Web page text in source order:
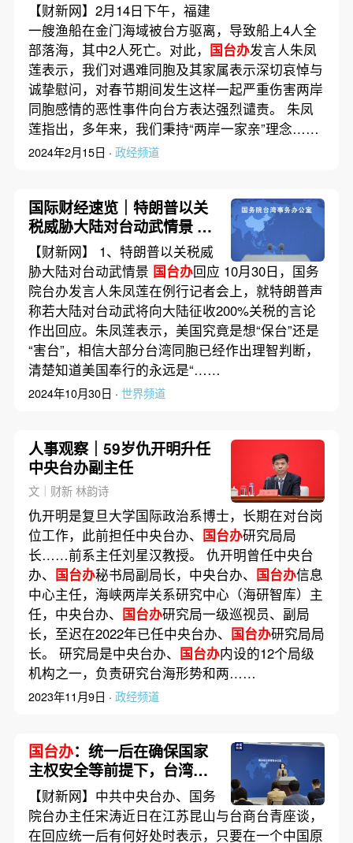
【财新网】2月14日下午，福建
一艘渔船在金门海域被台方驱离，导致船上4人全
部落海，其中2人死亡。对此， 国台办发言人朱凤
莲表示，我们对遇难同胞及其家属表示深切哀悼与
诚挚慰问，对春节期间发生这样一起严重伤害两岸
同胞感情的恶性事件向台方表达强烈谴责。 朱凤
莲指出，多年来，我们秉持“两岸一家亲”理念……
2024年2月15日 · 政经频道
国际财经速览｜特朗普以关
税威胁大陆对台动武情景 国
台办回应
【财新网】 1、特朗普以关税威
胁大陆对台动武情景 国台办回应 10月30日，国务
院台办发言人朱凤莲在例行记者会上，就特朗普声
称若大陆对台动武将向大陆征收200%关税的言论
作出回应。朱凤莲表示，美国究竟是想“保台”还是
“害台”，相信大部分台湾同胞已经作出理智判断，
清楚知道美国奉行的永远是“……
2024年10月30日 · 世界频道
人事观察｜59岁仇开明升任
中央台办副主任
文｜财新 林韵诗
仇开明是复旦大学国际政治系博士，长期在对台岗
位工作，此前担任中央台办、 国台办研究局局
长……前系主任刘星汉教授。 仇开明曾任中央台
办、 国台办秘书局副局长，中央台办、 国台办信息
中心主任，海峡两岸关系研究中心（海研智库）主
任，中央台办、 国台办研究局一级巡视员、副局
长，至迟在2022年已任中央台办、 国台办研究局局
长。 研究局是中央台办、 国台办内设的12个局级
机构之一，负责研究台海形势和两……
2023年11月9日 · 政经频道
国台办：统一后在确保国家
主权安全等前提下，台湾同
胞的社会制度将获充分尊重
【财新网】中共中央台办、国务
院台办主任宋涛近日在江苏昆山与台商台青座谈，
在回应统一后有何好处时表示，只要在一个中国原